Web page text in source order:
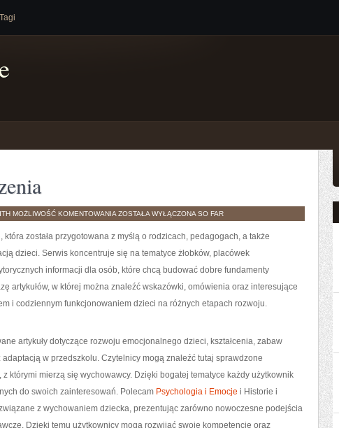
Tagi
MOŻLIWOŚĆ KOMENTOWANIA HISTORIE
I
ZOSTAŁA WYŁĄCZONA SO FAR
została przygotowana z myślą o rodzicach, pedagogach, a także
dzieci. Serwis koncentruje się na tematyce żłobków, placówek
informacji dla osób, które chcą budować dobre fundamenty
artykułów, w której można znaleźć wskazówki, omówienia oraz interesujące
i codziennym funkcjonowaniem dzieci na różnych etapach rozwoju.
artykuły dotyczące rozwoju emocjonalnego dzieci, kształcenia, zabaw
w przedszkolu. Czytelnicy mogą znaleźć tutaj sprawdzone
którymi mierzą się wychowawcy. Dzięki bogatej tematyce każdy użytkownik
do swoich zainteresowań. Polecam Psychologia i Emocje i Historie i
z wychowaniem dziecka, prezentując zarówno nowoczesne podejścia
Dzięki temu użytkownicy mogą rozwijać swoje kompetencje oraz